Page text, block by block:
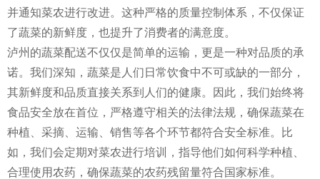
并通知菜农进行改进。这种严格的质量控制体系，不仅保证
了蔬菜的新鲜度，也提升了消费者的满意度。
泸州的蔬菜配送不仅仅是简单的运输，更是一种对品质的承
诺。我们深知，蔬菜是人们日常饮食中不可或缺的一部分，
其新鲜度和品质直接关系到人们的健康。因此，我们始终将
食品安全放在首位，严格遵守相关的法律法规，确保蔬菜在
种植、采摘、运输、销售等各个环节都符合安全标准。比
如，我们会定期对菜农进行培训，指导他们如何科学种植、
合理使用农药，确保蔬菜的农药残留量符合国家标准。